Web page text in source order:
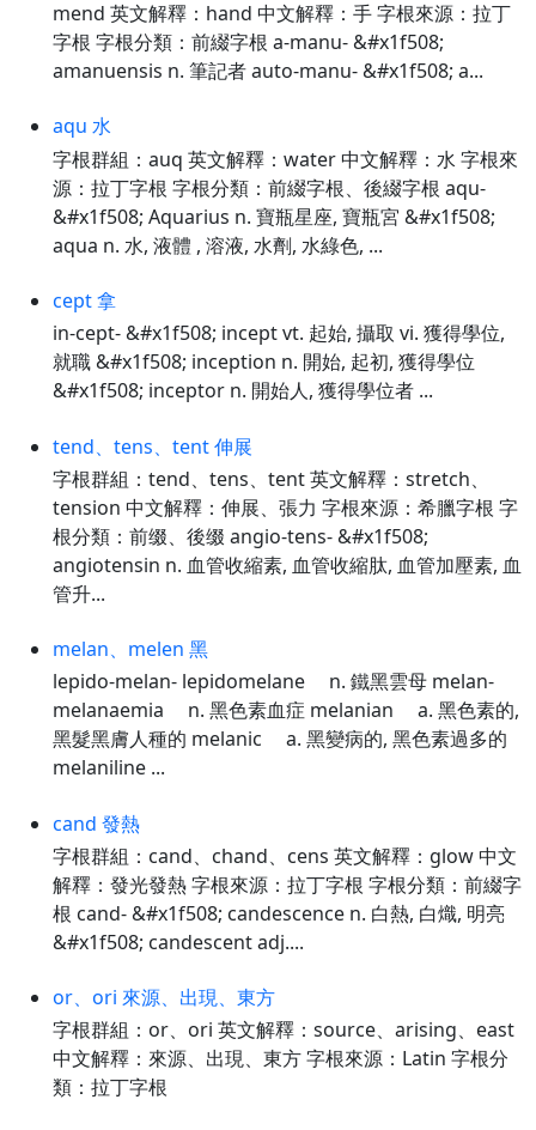
mend 英文解釋：hand 中文解釋：手 字根來源：拉丁
字根 字根分類：前綴字根 a-manu- &#x1f508;
amanuensis n. 筆記者 auto-manu- &#x1f508; a...
aqu 水
字根群組：auq 英文解釋：water 中文解釋：水 字根來
源：拉丁字根 字根分類：前綴字根、後綴字根 aqu-
&#x1f508; Aquarius n. 寶瓶星座, 寶瓶宮 &#x1f508;
aqua n. 水, 液體 , 溶液, 水劑, 水綠色, ...
cept 拿
in-cept- &#x1f508; incept vt. 起始, 攝取 vi. 獲得學位,
就職 &#x1f508; inception n. 開始, 起初, 獲得學位
&#x1f508; inceptor n. 開始人, 獲得學位者 ...
tend、tens、tent 伸展
字根群組：tend、tens、tent 英文解釋：stretch、
tension 中文解釋：伸展、張力 字根來源：希臘字根 字
根分類：前缀、後缀 angio-tens- &#x1f508;
angiotensin n. 血管收縮素, 血管收縮肽, 血管加壓素, 血
管升...
melan、melen 黑
lepido-melan- lepidomelane n. 鐵黑雲母 melan-
melanaemia n. 黑色素血症 melanian a. 黑色素的,
黑髮黑膚人種的 melanic a. 黑變病的, 黑色素過多的
melaniline ...
cand 發熱
字根群組：cand、chand、cens 英文解釋：glow 中文
解釋：發光發熱 字根來源：拉丁字根 字根分類：前綴字
根 cand- &#x1f508; candescence n. 白熱, 白熾, 明亮
&#x1f508; candescent adj....
or、ori 來源、出現、東方
字根群組：or、ori 英文解釋：source、arising、east
中文解釋：來源、出現、東方 字根來源：Latin 字根分
類：拉丁字根